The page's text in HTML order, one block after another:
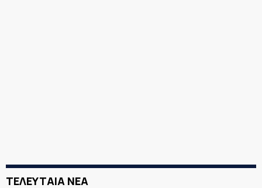
ΤΕΛΕΥΤΑΙΑ ΝΕΑ